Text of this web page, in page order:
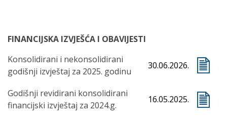
FINANCIJSKA IZVJEŠĆA I OBAVIJESTI
Konsolidirani i nekonsolidirani
godišnji izvještaj za 2025. godinu
30.06.2026.
Godišnji revidirani konsolidirani
financijski izvještaj za 2024.g.
16.05.2025.